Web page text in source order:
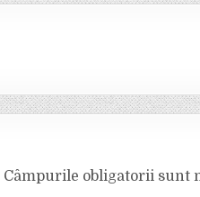
Câmpurile obligatorii sunt